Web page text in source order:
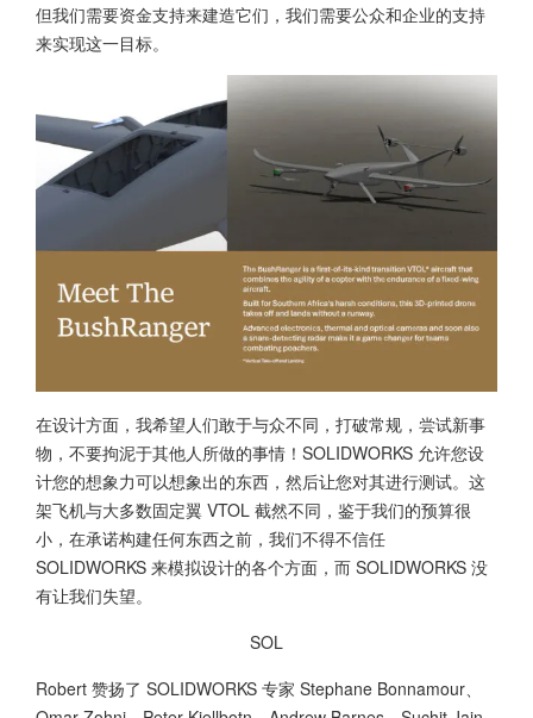
但我们需要资金支持来建造它们，我们需要公众和企业的支持
来实现这一目标。
在设计方面，我希望人们敢于与众不同，打破常规，尝试新事
物，不要拘泥于其他人所做的事情！SOLIDWORKS 允许您设
计您的想象力可以想象出的东西，然后让您对其进行测试。这
架飞机与大多数固定翼 VTOL 截然不同，鉴于我们的预算很
小，在承诺构建任何东西之前，我们不得不信任
SOLIDWORKS 来模拟设计的各个方面，而 SOLIDWORKS 没
有让我们失望。
SOL
Robert 赞扬了 SOLIDWORKS 专家 Stephane Bonnamour、